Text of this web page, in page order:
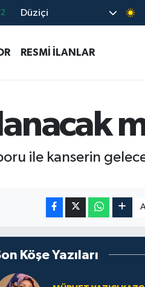
Düziçi
RESMİ İLANLAR
ile kanserin
Köşe Yazıları